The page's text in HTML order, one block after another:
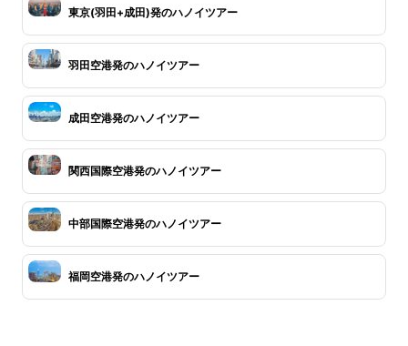
東京(羽田+成田)発のハノイツアー
羽田空港発のハノイツアー
成田空港発のハノイツアー
関西国際空港発のハノイツアー
中部国際空港発のハノイツアー
福岡空港発のハノイツアー